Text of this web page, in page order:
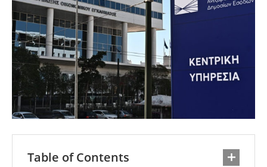
Table of Contents